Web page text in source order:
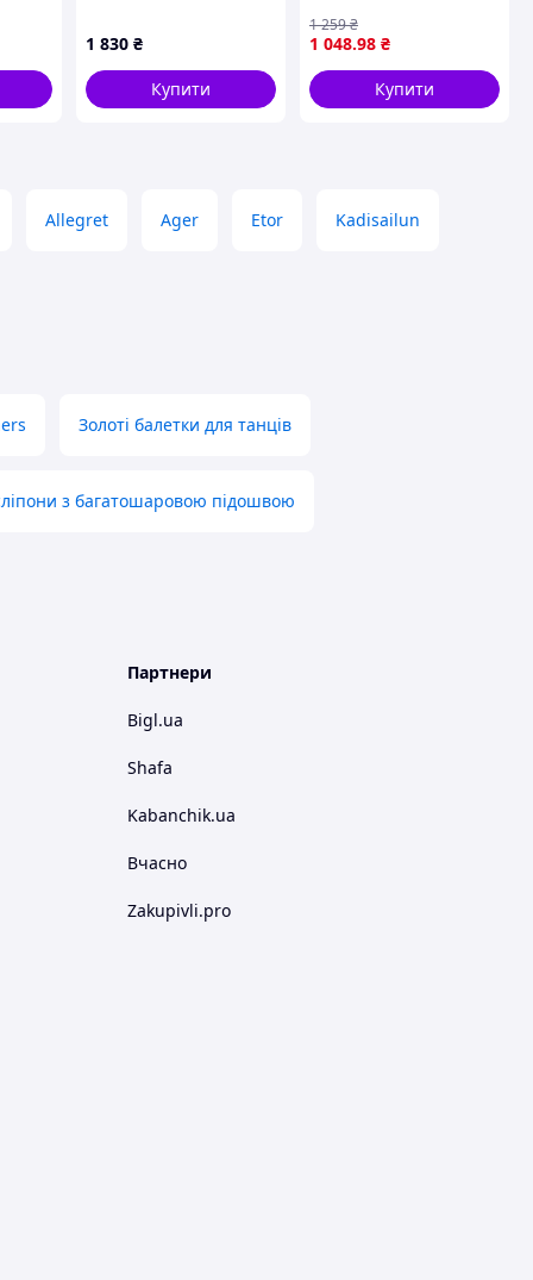
1 830 ₴
Купити
X858K9732E
1 048.98 ₴
1 259₴
Купити
Allegret Ager Etor Kadisailun
Золоті балетки для танців
з багатошаровою підошвою
Партнери
Bigl.ua
Shafa
Kabanchik.ua
Вчасно
Zakupivli.pro